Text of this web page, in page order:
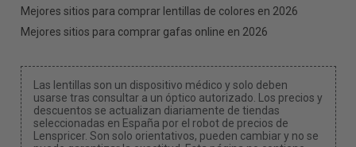
Mejores sitios para comprar lentillas de colores en 2026
Mejores sitios para comprar gafas online en 2026
Las lentillas son un dispositivo médico y solo deben
usarse tras consultar a un óptico autorizado. Los precios y
descuentos se actualizan diariamente de tiendas
seleccionadas en España por el robot de precios de
Lenspricer. Son solo orientativos, pueden cambiar y no se